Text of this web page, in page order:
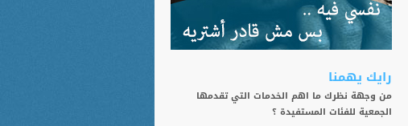
رايك يهمنا
من وجهة نظرك ما اهم الخدمات التي تقدمها
الجمعية للفئات المستفيدة ؟